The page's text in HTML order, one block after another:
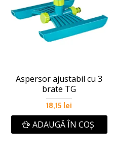
Aspersor ajustabil cu 3
brate TG
18,15 lei
ADAUGĂ ÎN COŞ